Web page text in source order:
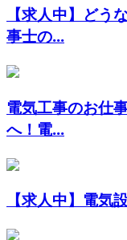
【求人中】どう
事士の...
電気工事のお仕
へ！電...
【求人中】電気